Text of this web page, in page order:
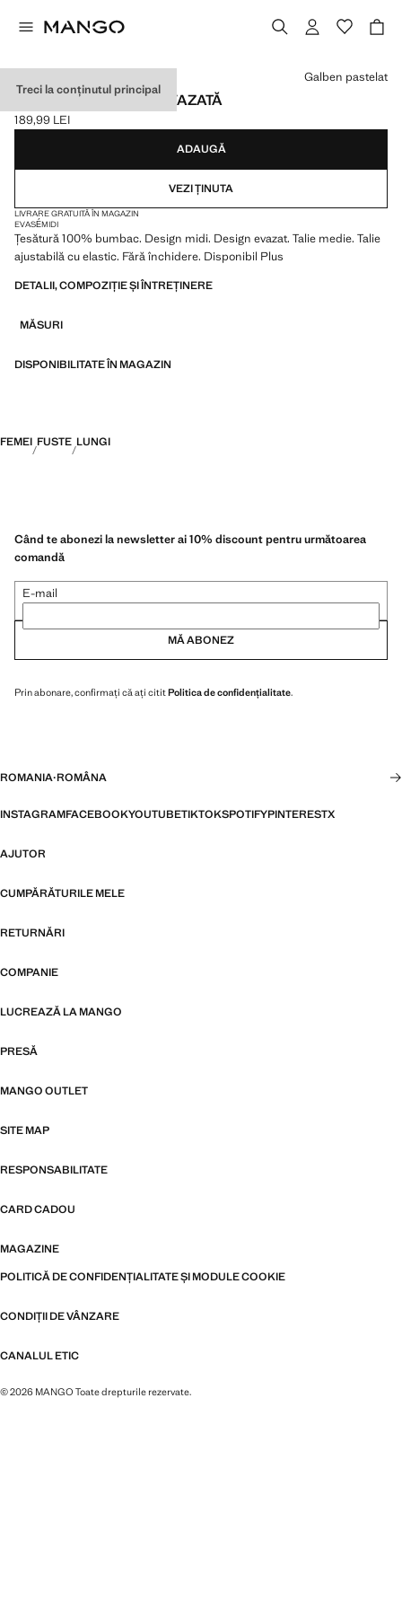
Treci la conținutul principal
FUSTĂ DIN BUMBAC EVAZATĂ
Preț actual [189,99 LEI ]
189,99 LEI
Selectează o culoare
Galben pastelat
ADAUGĂ
VEZI ȚINUTA
LIVRARE GRATUITĂ ÎN MAGAZIN
EVASÉMIDI
Țesătură 100% bumbac. Design midi. Design evazat. Talie medie. Talie
ajustabilă cu elastic. Fără închidere. Disponibil Plus
DETALII, COMPOZIȚIE ȘI ÎNTREȚINERE
MĂSURI
DISPONIBILITATE ÎN MAGAZIN
FEMEI FUSTE LUNGI
Când te abonezi la newsletter ai 10% discount pentru următoarea
comandă
E-mail
MĂ ABONEZ
Prin abonare, confirmați că ați cititPolitica de confidențialitate.
ROMANIA·ROMÂNA
INSTAGRAMFACEBOOKYOUTUBETIKTOKSPOTIFYPINTERESTX
AJUTOR
CUMPĂRĂTURILE MELE
RETURNĂRI
COMPANIE
LUCREAZĂ LA MANGO
PRESĂ
MANGO OUTLET
SITE MAP
RESPONSABILITATE
CARD CADOU
MAGAZINE
POLITICĂ DE CONFIDENȚIALITATE ȘI MODULE COOKIE
CONDIȚII DE VÂNZARE
CANALUL ETIC
© 2026 MANGO Toate drepturile rezervate.